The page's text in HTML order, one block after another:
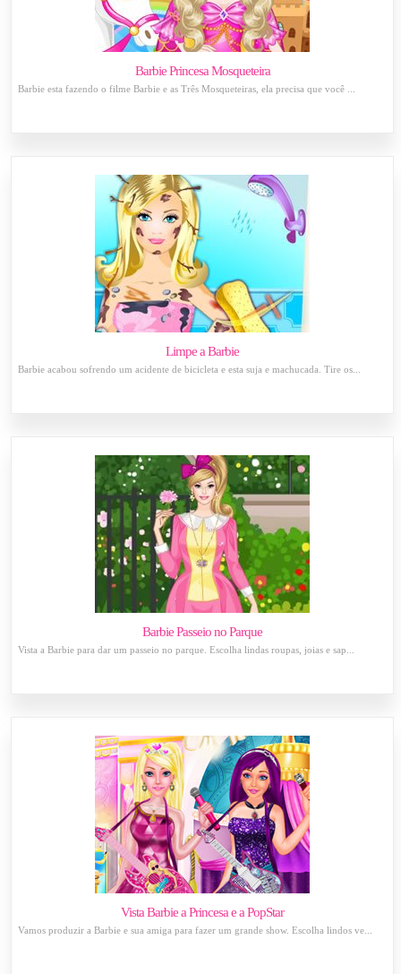
Barbie Princesa Mosqueteira
Barbie esta fazendo o filme Barbie e as Três Mosqueteiras, ela precisa que você ...
Limpe a Barbie
Barbie acabou sofrendo um acidente de bicicleta e esta suja e machucada. Tire os...
Barbie Passeio no Parque
Vista a Barbie para dar um passeio no parque. Escolha lindas roupas, joias e sap...
Vista Barbie a Princesa e a PopStar
Vamos produzir a Barbie e sua amiga para fazer um grande show. Escolha lindos ve...